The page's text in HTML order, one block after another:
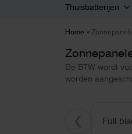
Thuisbatterijen
Home »
De BTW wordt
worden
❮ Full-